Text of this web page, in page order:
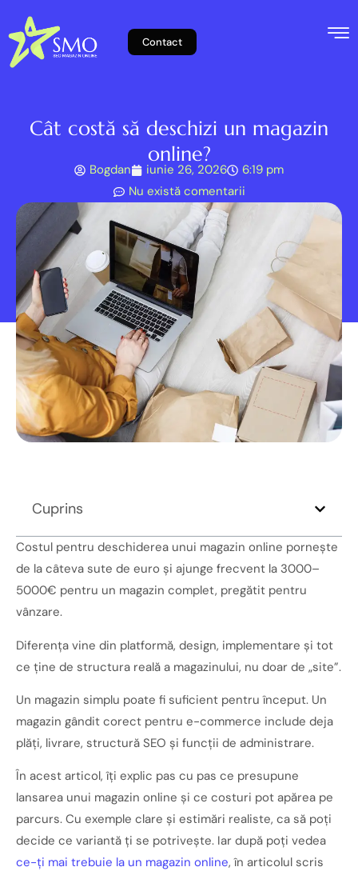
Contact
Cât costă să deschizi un magazin
online?
Bogdan iunie 26, 2026
6:19 pm
Nu există comentarii
Cuprins
Costul pentru deschiderea unui magazin online pornește
de la câteva sute de euro și ajunge frecvent la 3000–
5000€ pentru un magazin complet, pregătit pentru
vânzare.
Diferența vine din platformă, design, implementare și tot
ce ține de structura reală a magazinului, nu doar de „site”.
Un magazin simplu poate fi suficient pentru început. Un
magazin gândit corect pentru e-commerce include deja
plăți, livrare, structură SEO și funcții de administrare.
În acest articol, îți explic pas cu pas ce presupune
lansarea unui magazin online și ce costuri pot apărea pe
parcurs. Cu exemple clare și estimări realiste, ca să poți
decide ce variantă ți se potrivește. Iar după poți vedea
ce-ți mai trebuie la un magazin online, în articolul scris